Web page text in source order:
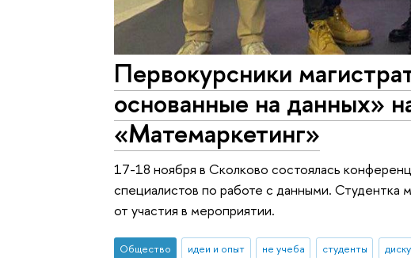
Первокурсники
основанные на данных»
«Матемаркетинг»
17-18 ноября в Сколково состоялась
специалистов по работе с данными. Студентка
от участия в мероприятии.
Общество идеи и опыт не учеба студенты